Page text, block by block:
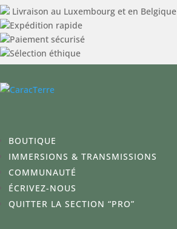
Livraison au Luxembourg et en Belgique
Expédition rapide
Paiement sécurisé
Sélection éthique
BOUTIQUE
IMMERSIONS & TRANSMISSIONS
COMMUNAUTÉ
ÉCRIVEZ-NOUS
QUITTER LA SECTION “PRO”